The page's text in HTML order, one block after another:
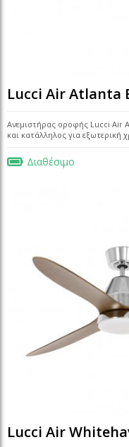
Lucci Air Atlanta
Ανεμιστήρας οροφής Lucci Air
και κατάλληλος για εξωτερική
Διαθέσιμο
Lucci Air